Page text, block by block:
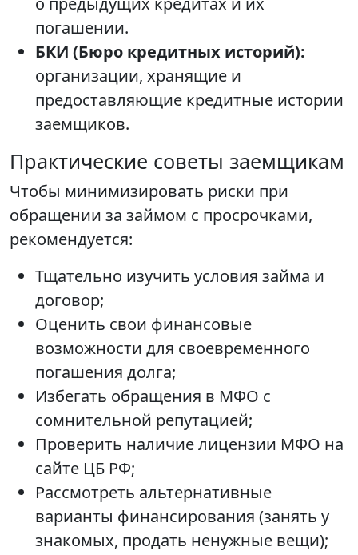
погашении.
БКИ (Бюро кредитных историй):
организации, хранящие и
предоставляющие кредитные истории
заемщиков.
Практические советы заемщикам
Чтобы минимизировать риски при
обращении за займом с просрочками,
рекомендуется:
Тщательно изучить условия займа и
договор;
Оценить свои финансовые
возможности для своевременного
погашения долга;
Избегать обращения в МФО с
сомнительной репутацией;
Проверить наличие лицензии МФО на
сайте ЦБ РФ;
Рассмотреть альтернативные
варианты финансирования (занять у
знакомых, продать ненужные вещи);